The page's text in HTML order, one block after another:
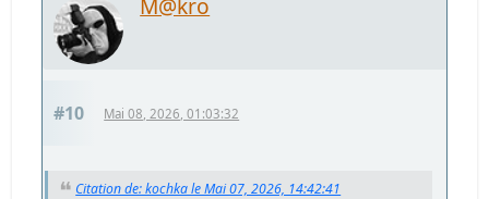
#10 Mai 08, 2026, 01:03:32
Citation de: kochka le Mai 07, 2026, 14:42:41